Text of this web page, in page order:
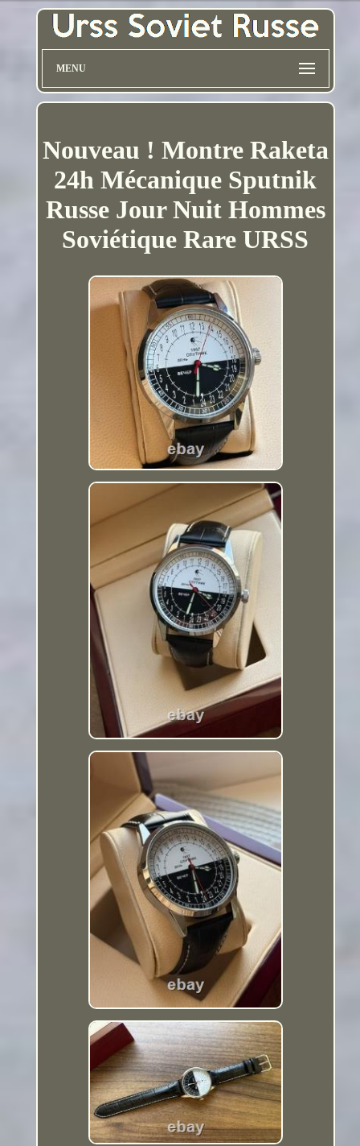
MENU
Nouveau ! Montre Raketa
24h Mécanique Sputnik
Russe Jour Nuit Hommes
Soviétique Rare URSS